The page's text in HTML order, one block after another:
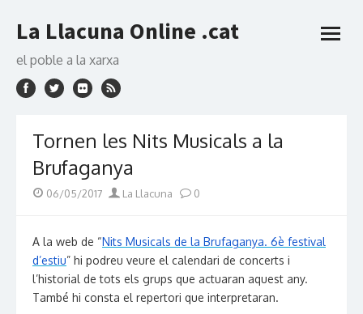
to
La Llacuna Online .cat
el poble a la xarxa
open
Tornen les Nits Musicals a la
Brufaganya
Posted
06/05/2017 AuthorLa Llacuna 0
A la web de “Nits Musicals de la Brufaganya. 6è festival
d’estiu” hi podreu veure el calendari de concerts i
l’historial de tots els grups que actuaran aquest any.
També hi consta el repertori que interpretaran.